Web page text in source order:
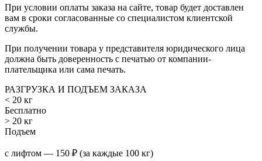
При условии оплаты заказа на сайте, товар будет доставлен
вам в сроки согласованные со специалистом клиентской
службы.
При получении товара у представителя юридического лица
должна быть доверенность с печатью от компании-
плательщика или сама печать.
РАЗГРУЗКА И ПОДЪЕМ ЗАКАЗА
< 20 кг
Бесплатно
> 20 кг
Подъем
с лифтом — 150 ₽ (за каждые 100 кг)